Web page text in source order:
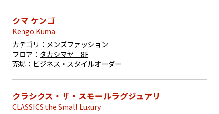
クマ ケンゴ
Kengo Kuma
カテゴリ： メンズファッション
フロア： タカシマヤ 8F
売場： ビジネス・スタイルオーダー
クラシクス・ザ・スモールラグジュアリ
CLASSICS the Small Luxury